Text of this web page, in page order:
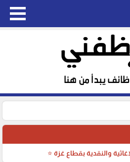
والنقدية بقطاع غزة ⭐